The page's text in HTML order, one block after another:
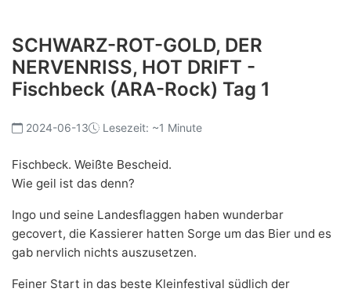
SCHWARZ-ROT-GOLD, DER
NERVENRISS, HOT DRIFT -
Fischbeck (ARA-Rock) Tag 1
2024-06-13 Lesezeit: ~1 Minute
Fischbeck. Weißte Bescheid.
Wie geil ist das denn?
Ingo und seine Landesflaggen haben wunderbar
gecovert, die Kassierer hatten Sorge um das Bier und es
gab nervlich nichts auszusetzen.
Feiner Start in das beste Kleinfestival südlich der